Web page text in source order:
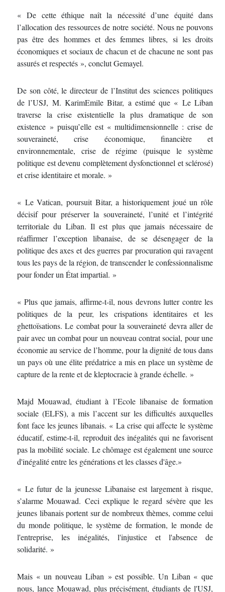
« De cette éthique naît la nécessité d’une équité dans
l’allocation des ressources de notre société. Nous ne pouvons
pas être des hommes et des femmes libres, si les droits
économiques et sociaux de chacun et de chacune ne sont pas
assurés et respectés », conclut Gemayel.
De son côté, le directeur de l’Institut des sciences politiques
de l’USJ, M. KarimEmile Bitar, a estimé que « Le Liban
traverse la crise existentielle la plus dramatique de son
existence » puisqu’elle est « multidimensionnelle : crise de
souveraineté, crise économique, financière et
environnementale, crise de régime (puisque le système
politique est devenu complètement dysfonctionnel et sclérosé)
et crise identitaire et morale. »
« Le Vatican, poursuit Bitar, a historiquement joué un rôle
décisif pour préserver la souveraineté, l’unité et l’intégrité
territoriale du Liban. Il est plus que jamais nécessaire de
réaffirmer l’exception libanaise, de se désengager de la
politique des axes et des guerres par procuration qui ravagent
tous les pays de la région, de transcender le confessionnalisme
pour fonder un État impartial. »
« Plus que jamais, affirme-t-il, nous devrons lutter contre les
politiques de la peur, les crispations identitaires et les
ghettoïsations. Le combat pour la souveraineté devra aller de
pair avec un combat pour un nouveau contrat social, pour une
économie au service de l’homme, pour la dignité de tous dans
un pays où une élite prédatrice a mis en place un système de
capture de la rente et de kleptocracie à grande échelle. »
Majd Mouawad, étudiant à l’Ecole libanaise de formation
sociale (ELFS), a mis l’accent sur les difficultés auxquelles
font face les jeunes libanais. « La crise qui affecte le système
éducatif, estime-t-il, reproduit des inégalités qui ne favorisent
pas la mobilité sociale. Le chômage est également une source
d'inégalité entre les générations et les classes d'âge.»
« Le futur de la jeunesse Libanaise est largement à risque,
s’alarme Mouawad. Ceci explique le regard sévère que les
jeunes libanais portent sur de nombreux thèmes, comme celui
du monde politique, le système de formation, le monde de
l'entreprise, les inégalités, l'injustice et l'absence de
solidarité. »
Mais « un nouveau Liban » est possible. Un Liban « que
nous, lance Mouawad, plus précisément, étudiants de l'USJ,